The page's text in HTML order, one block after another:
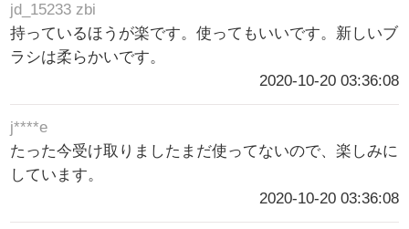
jd_15233 zbi
持っているほうが楽です。使ってもいいです。新しいブ
ラシは柔らかいです。
2020-10-20 03:36:08
j****e
たった今受け取りましたまだ使ってないので、楽しみに
しています。
2020-10-20 03:36:08